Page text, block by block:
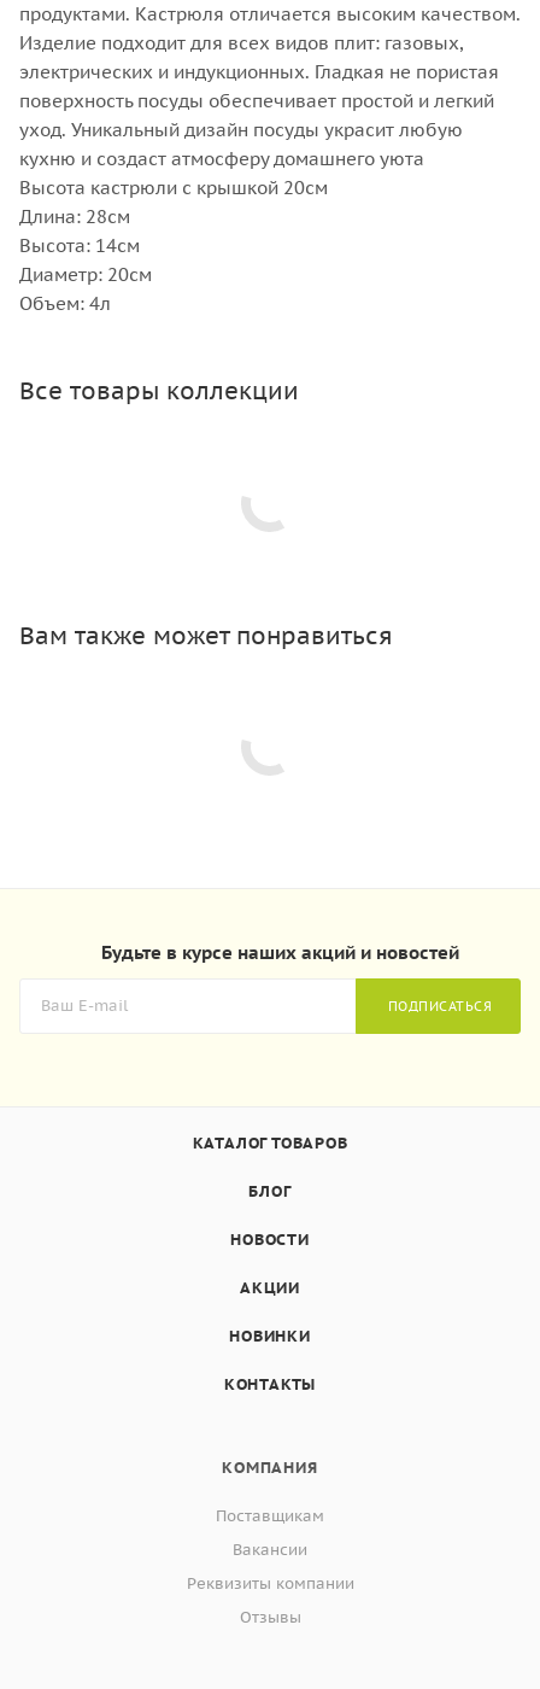
продуктами. Кастрюля отличается высоким качеством.
Изделие подходит для всех видов плит: газовых,
электрических и индукционных. Гладкая не пористая
поверхность посуды обеспечивает простой и легкий
уход. Уникальный дизайн посуды украсит любую
кухню и создаст атмосферу домашнего уюта
Высота кастрюли с крышкой 20см
Длина: 28см
Высота: 14см
Диаметр: 20см
Объем: 4л
Все товары коллекции
Вам также может понравиться
Будьте в курсе наших акций и новостей
ПОДПИСАТЬСЯ
КАТАЛОГ ТОВАРОВ
БЛОГ
НОВОСТИ
АКЦИИ
НОВИНКИ
КОНТАКТЫ
КОМПАНИЯ
Поставщикам
Вакансии
Реквизиты компании
Отзывы